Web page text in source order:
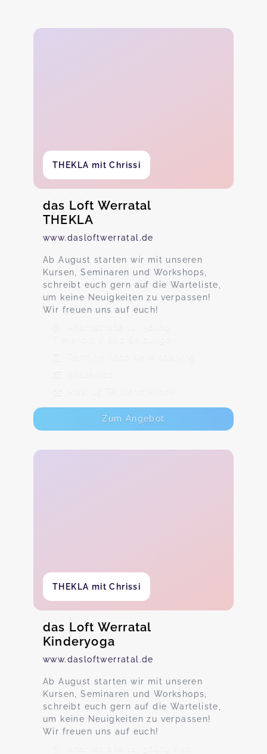
THEKLA mit Chrissi
das Loft Werratal
THEKLA
www.dasloftwerratal.de
Ab August starten wir mit unseren
Kursen, Seminaren und Workshops,
schreibt euch gern auf die Warteliste,
um keine Neuigkeiten zu verpassen!
Wir freuen uns auf euch!
Ahornstraße 14, 36469
Tiefenort / Bad Salzungen
Termine nach Vereinbarung
Max. 15 TeilnehmerInnen
Zum Angebot
THEKLA mit Chrissi
das Loft Werratal
Kinderyoga
www.dasloftwerratal.de
Ab August starten wir mit unseren
Kursen, Seminaren und Workshops,
schreibt euch gern auf die Warteliste,
um keine Neuigkeiten zu verpassen!
Wir freuen uns auf euch!
Ahornstraße 14, 36469 Bad